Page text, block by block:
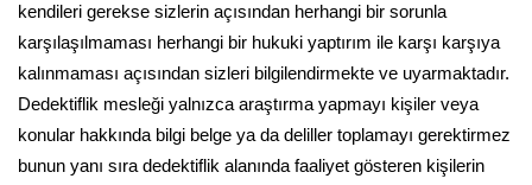
kendileri gerekse sizlerin açısından herhangi bir sorunla
karşılaşılmaması herhangi bir hukuki yaptırım ile karşı karşıya
kalınmaması açısından sizleri bilgilendirmekte ve uyarmaktadır.
Dedektiflik mesleği yalnızca araştırma yapmayı kişiler veya
konular hakkında bilgi belge ya da deliller toplamayı gerektirmez
bunun yanı sıra dedektiflik alanında faaliyet gösteren kişilerin